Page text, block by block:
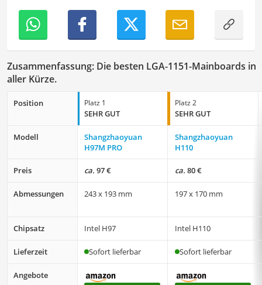
Zusammenfassung: Die besten LGA-1151-Mainboards in
aller Kürze.
Position Platz 1
SEHR GUT
Platz 2
SEHR GUT
Modell
Shangzhaoyuan
H97M PRO
Shangzhaoyuan
H110
Preis ca. 97 € ca. 80 €
Abmessungen 243 x 193 mm 197 x 170 mm
Chipsatz Intel H97 Intel H110
Lieferzeit Sofort lieferbar Sofort lieferbar
Angebote